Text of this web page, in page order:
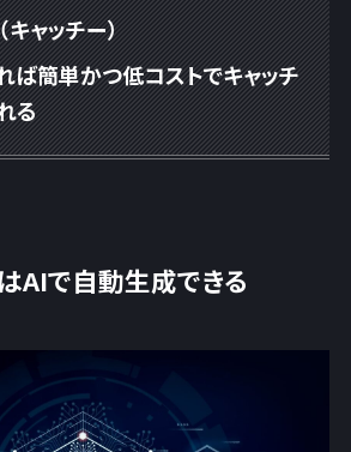
ャッチー）
ば簡単かつ低コストでキャッチ
る
AIで自動生成できる